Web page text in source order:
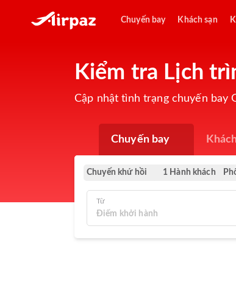
Chuyến bay Khách sạn
Kiểm tra Lịch
Cập nhật tình trạng chuyến bay
Chuyến bay
Chuyến khứ hồi 1 Hành khách
Từ